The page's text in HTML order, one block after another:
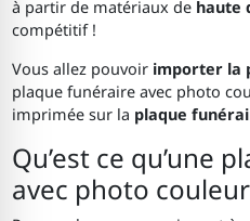
à partir de matériaux de haute
compétitif !
Vous allez pouvoir importer la
plaque funéraire avec photo
imprimée sur la plaque
Qu’est ce qu’une
avec photo